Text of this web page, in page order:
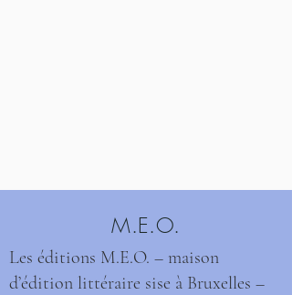
M.E.O.
Les éditions M.E.O. – maison
d’édition littéraire sise à Bruxelles –